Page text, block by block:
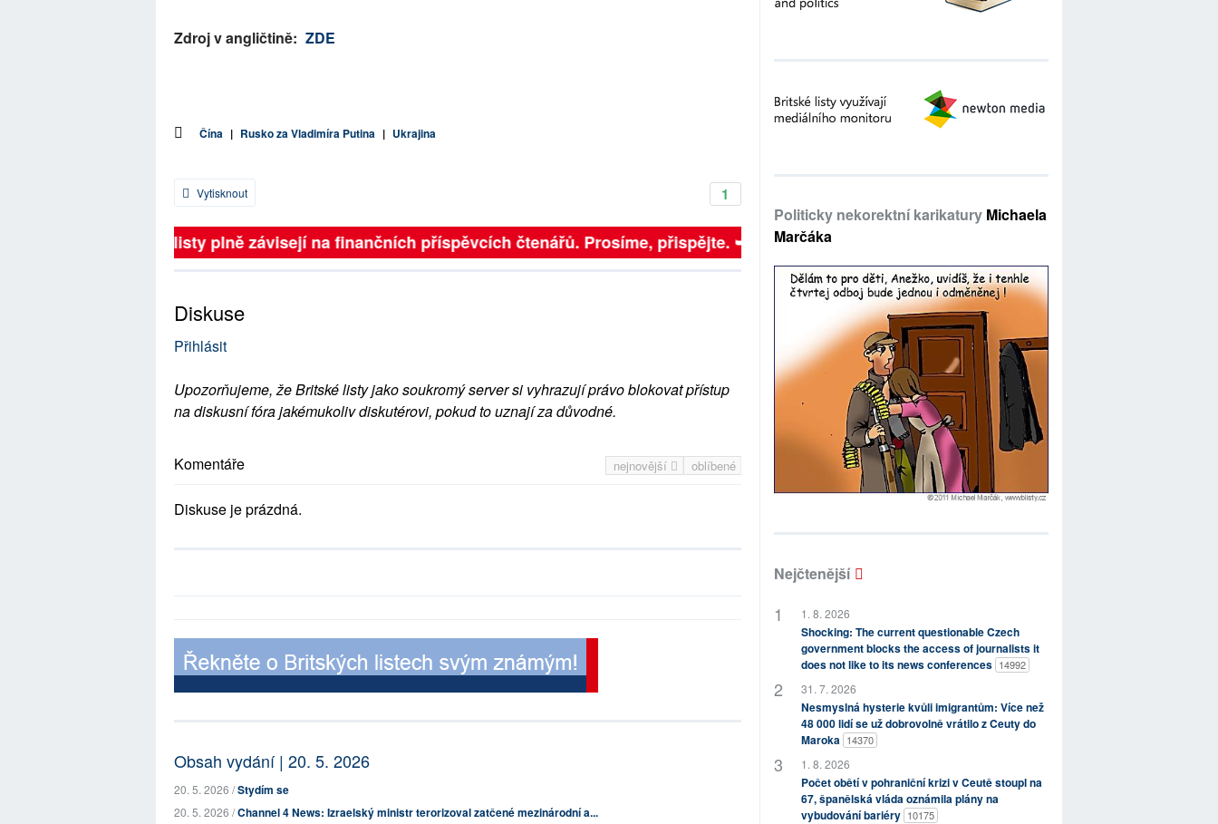
Zdroj v angličtině: ZDE
Čína | Rusko za Vladimíra Putina | Ukrajina
1
Vytisknout
Britské listy plně závisejí na finančních příspěvcích čtenářů. Prosíme, přispějte. ➥
Diskuse
Přihlásit
Upozorňujeme, že Britské listy jako soukromý server si vyhrazují právo blokovat přístup
na diskusní fóra jakémukoliv diskutérovi, pokud to uznají za důvodné.
nejnovější oblíbené
Komentáře
Diskuse je prázdná.
Obsah vydání | 20. 5. 2026
20. 5. 2026 /Stydím se
20. 5. 2026 /Channel 4 News: Izraelský ministr terorizoval zatčené mezinárodní a...
Politicky nekorektní karikatury Michaela
Marčáka
Nejčtenější
1. 8. 2026
Shocking: The current questionable Czech
government blocks the access of journalists it
does not like to its news conferences 14992
31. 7. 2026
Nesmyslná hysterie kvůli imigrantům: Více než
48 000 lidí se už dobrovolně vrátilo z Ceuty do
Maroka 14370
1. 8. 2026
Počet obětí v pohraniční krizi v Ceutě stoupl na
67, španělská vláda oznámila plány na
vybudování bariéry 10175